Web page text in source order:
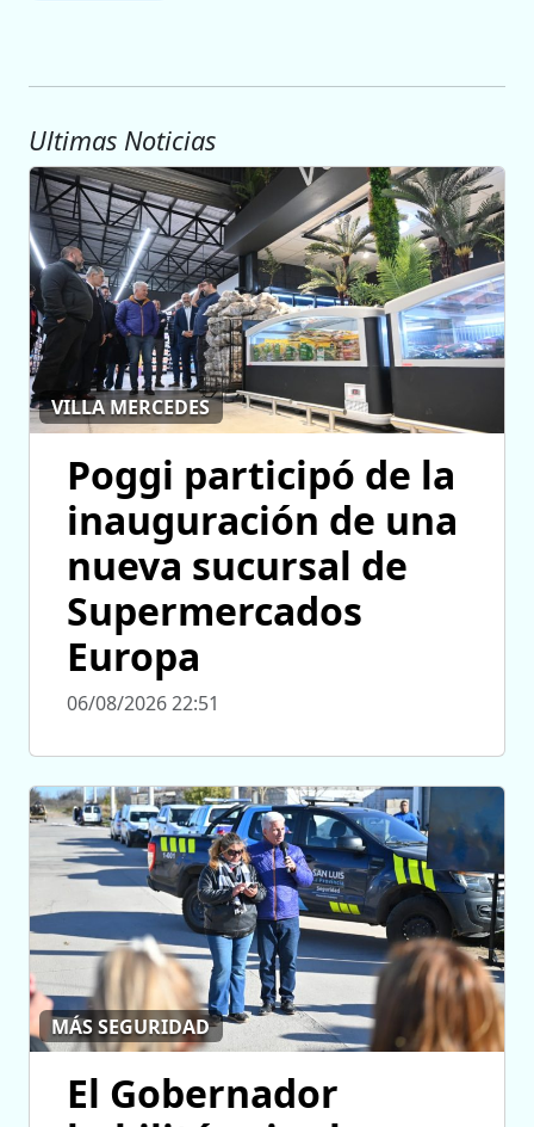
Ultimas Noticias
VILLA MERCEDES
Poggi participó de la
inauguración de una
nueva sucursal de
Supermercados
Europa
06/08/2026 22:51
MÁS SEGURIDAD
El Gobernador